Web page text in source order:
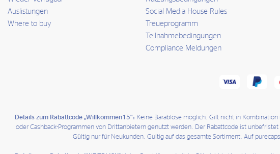
Auslistungen
Where to buy
Social Media House Rules
Treueprogramm
Teilnahmebedingungen
Compliance Meldungen
Details zum Rabattcode „Willkommen15“: Keine Barablöse möglich. Gilt nicht in
oder Cashback-Programmen von Drittanbietern genutzt werden. Der Rabattcode ist
Gültig nur für Neukunden. Gültig auf das gesamte Sortiment. Auf